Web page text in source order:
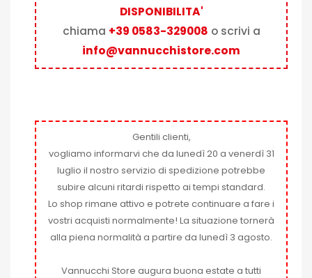
DISPONIBILITA'
chiama +39 0583-329008 o scrivi a
info@vannucchistore.com
Gentili clienti,
vogliamo informarvi che da lunedì 20 a venerdì 31
luglio il nostro servizio di spedizione potrebbe
subire alcuni ritardi rispetto ai tempi standard.
Lo shop rimane attivo e potrete continuare a fare i
vostri acquisti normalmente! La situazione tornerà
alla piena normalità a partire da lunedì 3 agosto.
Vannucchi Store augura buona estate a tutti